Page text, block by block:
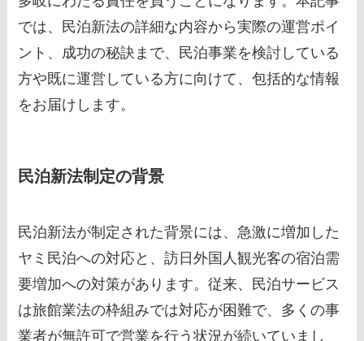
では、民泊新法の詳細な内容から実際の運営ポイ
ント、成功の秘訣まで、民泊事業を検討している
方や既に運営している方に向けて、包括的な情報
をお届けします。
民泊新法制定の背景
民泊新法が制定された背景には、急激に増加した
ヤミ民泊への対応と、訪日外国人観光客の宿泊需
要増加への対策があります。従来、民泊サービス
は旅館業法の枠組みでは対応が困難で、多くの事
業者が無許可で営業を行う状況が続いていまし